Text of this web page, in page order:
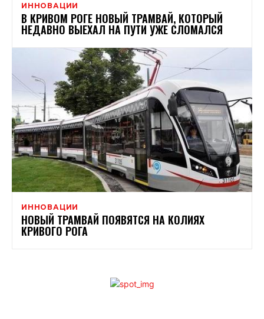
ИННОВАЦИИ
В КРИВОМ РОГЕ НОВЫЙ ТРАМВАЙ, КОТОРЫЙ
НЕДАВНО ВЫЕХАЛ НА ПУТИ УЖЕ СЛОМАЛСЯ
ИННОВАЦИИ
НОВЫЙ ТРАМВАЙ ПОЯВЯТСЯ НА КОЛИЯХ
КРИВОГО РОГА